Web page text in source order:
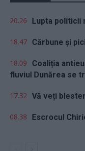
20.26 Lupta politicii
18.47 Cărbune și
18.09
Coaliția
fluviul Dunărea se
17.32 Vă veți
08.38 Escrocul